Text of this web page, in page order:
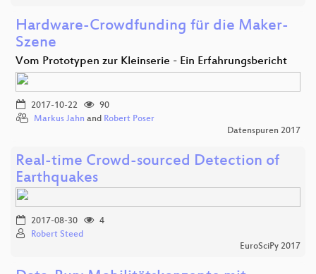
Hardware-Crowdfunding für die Maker-
Szene
Vom Prototypen zur Kleinserie - Ein Erfahrungsbericht
2017-10-22
90
Markus Jahn and Robert Poser
Datenspuren 2017
Real-time Crowd-sourced Detection of
Earthquakes
2017-08-30
4
Robert Steed
EuroSciPy 2017